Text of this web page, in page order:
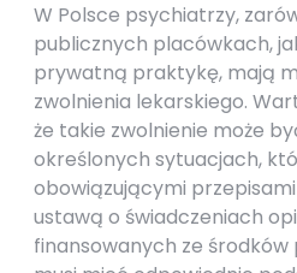
W Polsce psychiatrzy,
publicznych placówkach,
prywatną praktykę, mają
zwolnienia lekarskiego.
że takie zwolnienie może
określonych sytuacjach,
obowiązującymi
ustawą o świadczeniach
finansowanych ze środków